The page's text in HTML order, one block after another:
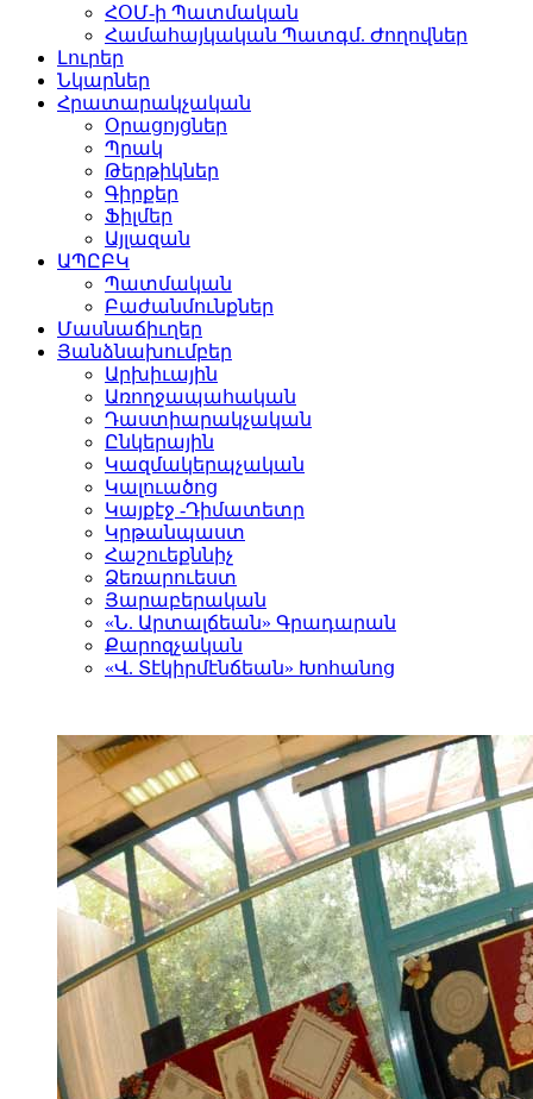
ՀՕՄ-ի Պատմական
Համահայկական Պատգմ. Ժողովներ
Լուրեր
Նկարներ
Հրատարակչական
Օրացոյցներ
Պրակ
Թերթիկներ
Գիրքեր
Ֆիլմեր
Այլազան
ԱՊԸԲԿ
Պատմական
Բաժանմունքներ
Մասնաճիւղեր
Յանձնախումբեր
Արխիւային
Առողջապահական
Դաստիարակչական
Ընկերային
Կազմակերպչական
Կալուածոց
Կայքէջ -Դիմատետր
Կրթանպաստ
Հաշուեքննիչ
Ձեռարուեստ
Յարաբերական
«Ն. Արտալճեան» Գրադարան
Քարոզչական
«Վ. Տէկիրմէնճեան» Խոհանոց